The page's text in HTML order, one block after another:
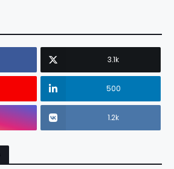
3.1k
500
1.2k